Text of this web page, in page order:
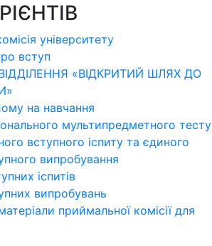
університету
вступ
«ВІДКРИТИЙ ШЛЯХ ДО
на навчання
мультипредметного тесту
вступного іспиту та єдиного
випробування
іспитів
випробувань
приймальної комісії для